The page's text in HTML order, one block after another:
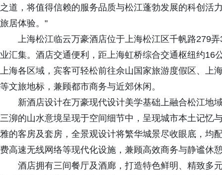
之道，将值得信赖的服务品质与松江蓬勃发展的科创活
旅居体验。"
上海松江临云万豪酒店位于上海松江区千帆路279
业汇集。酒店交通便利，距上海虹桥综合交通枢纽约16
上海各区域，宾客可轻松前往佘山国家旅游度假区、上
等文旅地标，兼顾都市商务与近郊休闲。
新酒店设计在万豪现代设计美学基础上融合松江地
三泖的山水意境呈现于空间细节中，呈现城市本土记忆
雅的客房及套房，全景观设计将繁华城景尽收眼底，均
费高速无线网络等现代化设施，兼顾高效商务与静谧休
酒店拥有三间餐厅及酒廊，打造特色鲜明、精致多